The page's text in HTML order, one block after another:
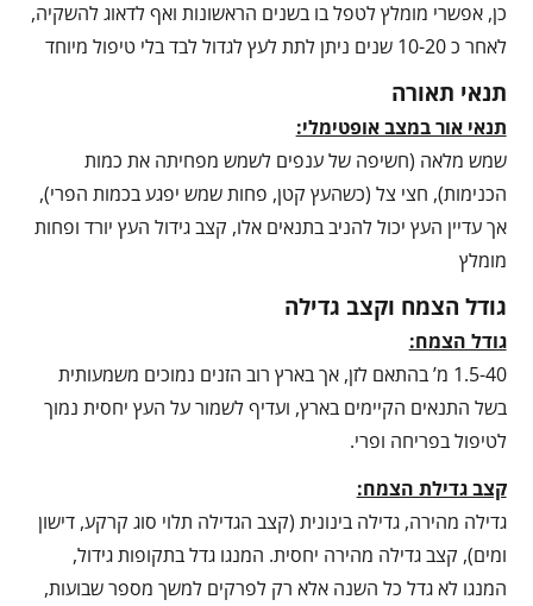
כן, אפשרי מומלץ לטפל בו בשנים הראשונות ואף לדאוג להשקיה,
לאחר כ 10-20 שנים ניתן לתת לעץ לגדול לבד בלי טיפול מיוחד
תנאי תאורה
תנאי אור במצב אופטימלי:
שמש מלאה (חשיפה של ענפים לשמש מפחיתה את כמות
הכנימות), חצי צל (כשהעץ קטן, פחות שמש יפגע בכמות הפרי),
אך עדיין העץ יכול להניב בתנאים אלו, קצב גידול העץ יורד ופחות
מומלץ
גודל הצמח וקצב גדילה
גודל הצמח:
1.5-40 מ’ בהתאם לזן, אך בארץ רוב הזנים נמוכים משמעותית
בשל התנאים הקיימים בארץ, ועדיף לשמור על העץ יחסית נמוך
לטיפול בפריחה ופרי.
קצב גדילת הצמח:
גדילה מהירה, גדילה בינונית (קצב הגדילה תלוי סוג קרקע, דישון
ומים), קצב גדילה מהירה יחסית. המנגו גדל בתקופות גידול,
המנגו לא גדל כל השנה אלא רק לפרקים למשך מספר שבועות,